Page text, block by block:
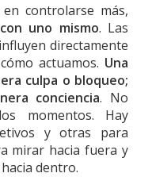
controlarse más,
uno mismo. Las
directamente
actuamos. Una
culpa o bloqueo;
conciencia. No
momentos. Hay
y otras para
mirar hacia fuera y
dentro.